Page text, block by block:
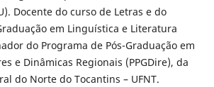
Docente do curso de Letras e do
em Linguística e Literatura
do Programa de Pós-Graduação em
e Dinâmicas Regionais (PPGDire), da
do Norte do Tocantins – UFNT.